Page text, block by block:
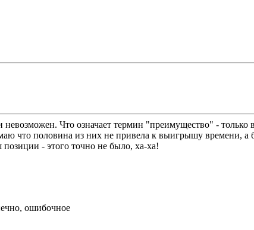
Что означает термин "преимущество" -
что половина из них не привела к выигрышу времени, а
- этого точно не было, ха-ха!
ошибочное